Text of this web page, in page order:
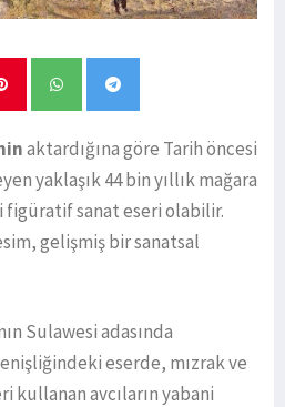
aktardığına göre Tarih öncesi
yaklaşık 44 bin yıllık mağara
figüratif sanat eseri olabilir.
gelişmiş bir sanatsal
Sulawesi adasında
eserde, mızrak ve
kullanan avcıların yabani